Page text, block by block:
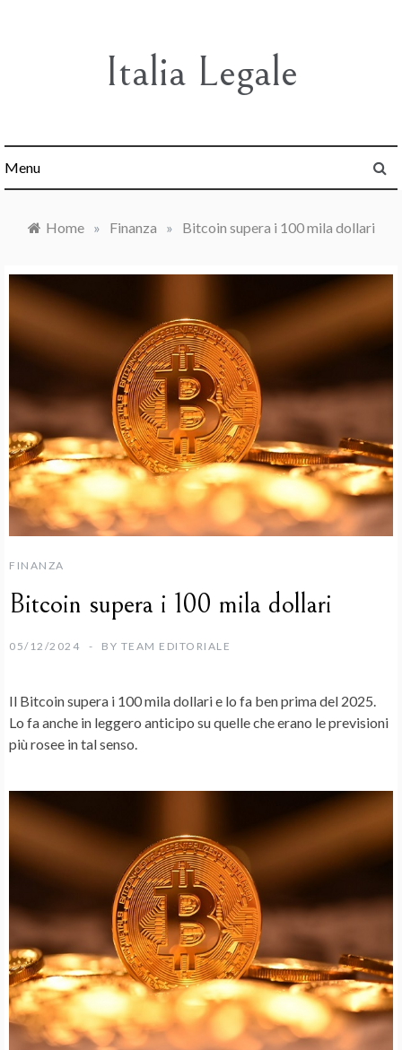
Italia Legale
Menu
Home » Finanza » Bitcoin supera i 100 mila dollari
FINANZA
Bitcoin supera i 100 mila dollari
05/12/2024 BY TEAM EDITORIALE
Il Bitcoinsupera i 100 mila dollari e lo fa ben prima del 2025.
Lo fa anche in leggero anticipo su quelle che erano leprevisioni
più rosee in tal senso.